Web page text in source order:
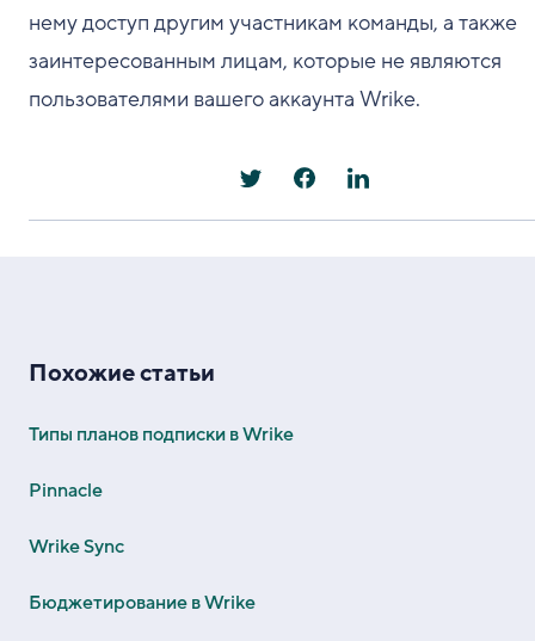
нему доступ другим участникам команды, а также
заинтересованным лицам, которые не являются
пользователями вашего аккаунта Wrike.
Похожие статьи
Типы планов подписки в Wrike
Pinnacle
Wrike Sync
Бюджетирование в Wrike